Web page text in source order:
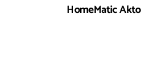
HomeMatic